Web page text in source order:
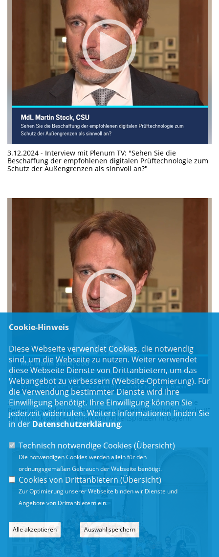
3.12.2024 - Interview mit Plenum TV: "Sehen Sie die
Beschaffung der empfohlenen digitalen Prüftechnologie zum
Schutz der Außengrenzen als sinnvoll an?"
2.12.2024 - Interview mit Plenum TV: Wie bewerten Sie die
Regierungserklärung „Für einen starken Wirtschaftsstandort!“
im Hinblick auf den Erhalt von Arbeitsplätzen in Bayern?
Cookie-Hinweis
Diese Webseite verwendet Cookies, die notwendig
sind, um die Webseite zu nutzen. Weiter verwendet
diese Webseite Dienste von Drittanbietern, um das
Webangebot zu verbessern (Website-Optmierung). Für
die Verwendung bestimmter Dienste wird Ihre
Einwilligung benötigt. Ihre Einwilligung können Sie
jederzeit widerrufen. Weitere Informationen finden Sie
in derDatenschutzerklärung.
Technisch notwendige Cookies (Übersicht)
Die notwendigen Cookies werden allein für den
ordnungsgemäßen Gebrauch der Webseite benötigt.
Cookies von Drittanbietern (Übersicht)
Zur Optimierung unserer Webseite binden wir Dienste und
Angebote von Drittanbietern ein.
Alle akzeptieren Auswahl speichern